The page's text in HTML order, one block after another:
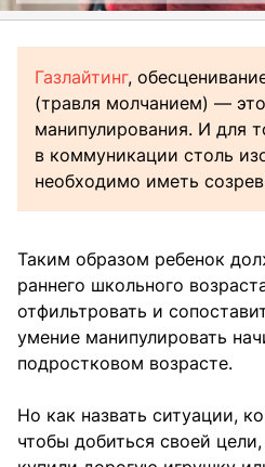
Газлайтинг,
(травля молчанием) —
манипулирования. И для
в коммуникации столь
необходимо иметь
Таким образом ребенок
раннего школьного
отфильтровать и
умение манипулировать
подростковом возрасте.
Но как назвать ситуации,
чтобы добиться своей